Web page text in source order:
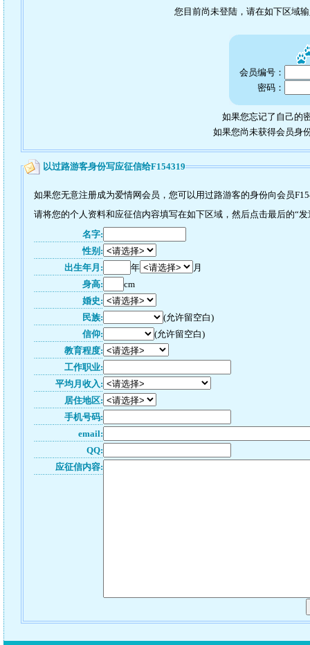
您目前尚未登陆，请在如下区域
会员编号：
密码：
如果您忘记了自己的
如果您尚未获得会员身
以过路游客身份写应征信给F154319
如果您无意注册成为爱情网会员，您可以用过路游客的身份向会员
请将您的个人资料和应征信内容填写在如下区域，然后点击最后的“
名字:
性别:
出生年月:
年
月
身高:
cm
婚史:
民族:
(允许留空白)
信仰:
(允许留空白)
教育程度:
工作职业:
平均月收入:
居住地区:
手机号码:
email:
QQ:
应征信内容: